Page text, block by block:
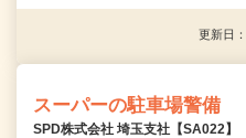
更新日
スーパーの駐車場警備
SPD株式会社 埼玉支社【SA022】